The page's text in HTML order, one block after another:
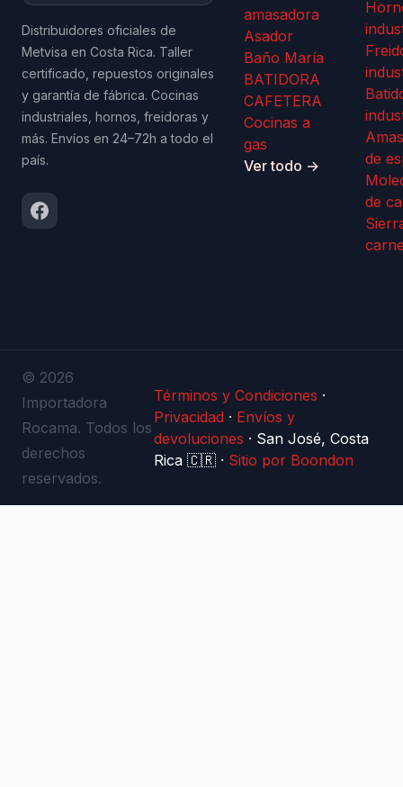
Distribuidores oficiales de
Metvisa en Costa Rica. Taller
certificado, repuestos originales
y garantía de fábrica. Cocinas
industriales, hornos, freidoras y
más. Envíos en 24–72h a todo el
país.
amasadora
Asador
Baño María
BATIDORA
CAFETERA
Cocinas a
gas
Ver todo →
de
de
© 2026
Importadora
Rocama. Todos los
derechos
reservados.
Términos y Condiciones ·
Privacidad · Envíos y
devoluciones · San José, Costa
Rica 🇨🇷 · Sitio por Boondon